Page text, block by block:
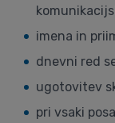
imena in
dnevni red
ugotovitev
pri vsaki